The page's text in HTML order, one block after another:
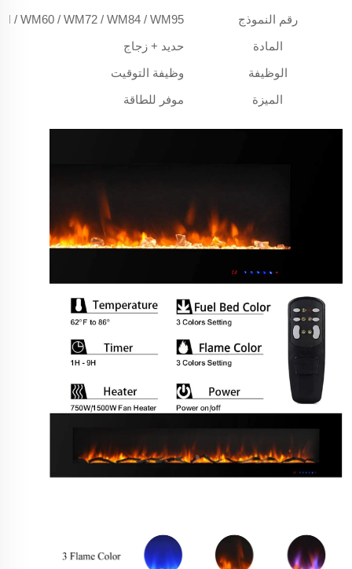
رقم النموذج
/ WM60 / WM72 / WM84 / WM95
المادة
حديد + زجاج
الوظيفة
وظيفة التوقيت
الميزة
موفر للطاقة